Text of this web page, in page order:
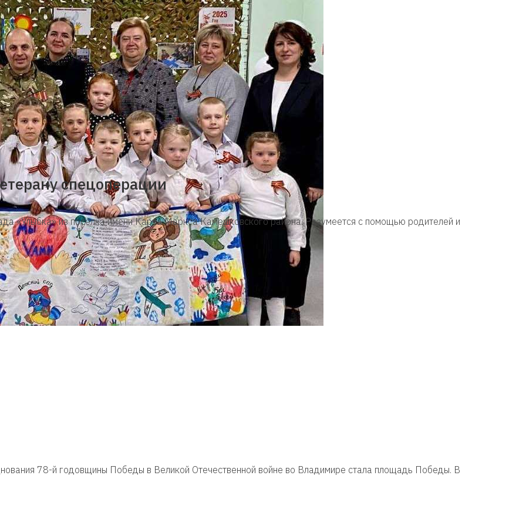
спецоперации
«Улыбка» из посёлка имени Карла Маркса Камешковского района. Разумеется с помощью родителей и
78-й годовщины Победы в Великой Отечественной войне во Владимире стала площадь Победы. В